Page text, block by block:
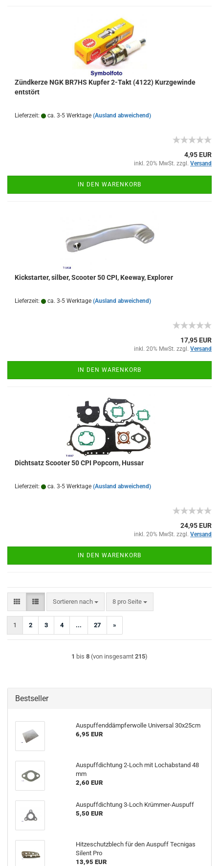
Zündkerze NGK BR7HS Kupfer 2-Takt (4122) Kurzgewinde
entstört
Lieferzeit: ca. 3-5 Werktage (Ausland abweichend)
4,95 EUR
inkl. 20% MwSt. zzgl. Versand
IN DEN WARENKORB
Kickstarter, silber, Scooter 50 CPI, Keeway, Explorer
Lieferzeit: ca. 3-5 Werktage (Ausland abweichend)
17,95 EUR
inkl. 20% MwSt. zzgl. Versand
IN DEN WARENKORB
Dichtsatz Scooter 50 CPI Popcorn, Hussar
Lieferzeit: ca. 3-5 Werktage (Ausland abweichend)
24,95 EUR
inkl. 20% MwSt. zzgl. Versand
IN DEN WARENKORB
Sortieren nach
Sortieren nach 8 pro Seite
pro Seite
1 2 3 4 ... 27 »
1 bis 8 (von insgesamt 215)
Bestseller
Auspuffenddämpferwolle Universal 30x25cm
6,95 EUR
Auspuffdichtung 2-Loch mit Lochabstand 48
mm
2,60 EUR
Auspuffdichtung 3-Loch Krümmer-Auspuff
5,50 EUR
Hitzeschutzblech für den Auspuff Tecnigas
Silent Pro
13,95 EUR